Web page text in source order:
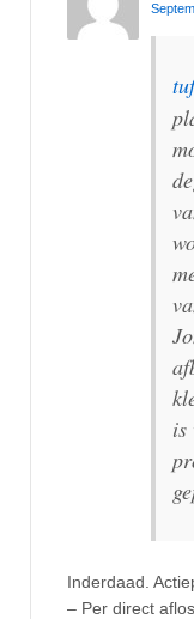
is
Inderdaad.
– Per direct